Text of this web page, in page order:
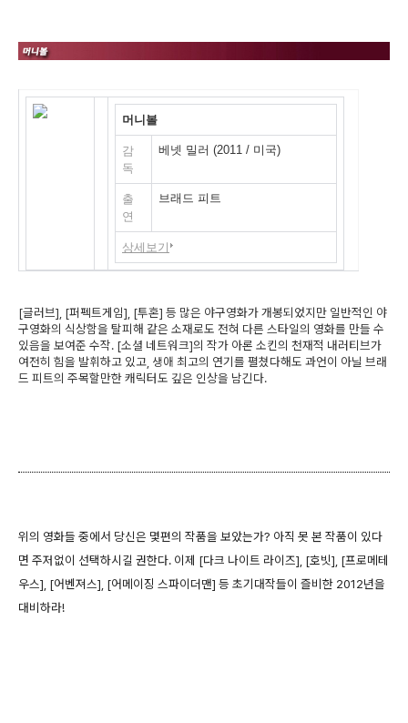
머니볼
감
독
베넷 밀러 (2011 / 미국)
출
연
브래드 피트
상세보기
[글러브], [퍼펙트게임], [투혼] 등 많은 야구영화가 개봉되었지만 일반적인 야
구영화의 식상함을 탈피해 같은 소재로도 전혀 다른 스타일의 영화를 만들 수
있음을 보여준 수작. [소셜 네트워크]의 작가 아론 소킨의 천재적 내러티브가
여전히 힘을 발휘하고 있고, 생애 최고의 연기를 펼쳤다해도 과언이 아닐 브래
드 피트의 주목할만한 캐릭터도 깊은 인상을 남긴다.
위의 영화들 중에서 당신은 몇편의 작품을 보았는가? 아직 못 본 작품이 있다
면 주저없이 선택하시길 권한다. 이제 [다크 나이트 라이즈], [호빗], [프로메테
우스], [어벤져스], [어메이징 스파이더맨] 등 초기대작들이 즐비한 2012년을
대비하라!